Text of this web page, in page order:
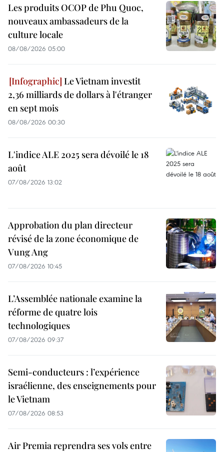
Les produits OCOP de Phu Quoc,
nouveaux ambassadeurs de la
culture locale
08/08/2026 05:00
Le Vietnam investit
2,36 milliards de dollars à l'étranger
en sept mois
08/08/2026 00:30
L'indice ALE 2025 sera dévoilé le 18
août
07/08/2026 13:02
Approbation du plan directeur
révisé de la zone économique de
Vung Ang
07/08/2026 10:45
L’Assemblée nationale examine la
réforme de quatre lois
technologiques
07/08/2026 09:37
Semi-conducteurs : l’expérience
israélienne, des enseignements pour
le Vietnam
07/08/2026 08:53
Air Premia reprendra ses vols entre